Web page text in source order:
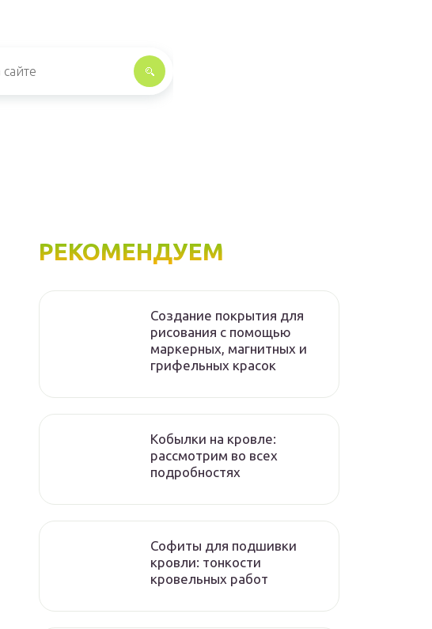
РЕКОМЕНДУЕМ
Создание покрытия для
рисования с помощью
маркерных, магнитных и
грифельных красок
Кобылки на кровле:
рассмотрим во всех
подробностях
Софиты для подшивки
кровли: тонкости
кровельных работ